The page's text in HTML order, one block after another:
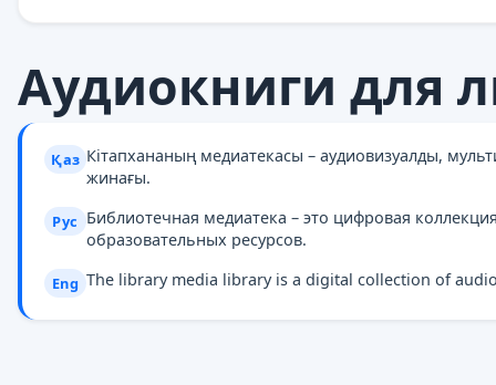
Аудиокниги для
Қаз Кітапхананың медиатекасы – аудиовизуалды,
жинағы.
Рус Библиотечная медиатека – это цифровая
образовательных ресурсов.
Eng The library media library is a digital collection of